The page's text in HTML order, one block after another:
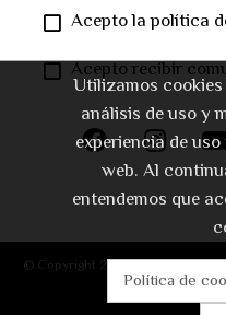
Acepto la política
Acepto recibir
© Copyright 2026 |Aviso legal|
Utilizamos
análisis de uso y
experiencia de
web. Al
entendemos que
Política de